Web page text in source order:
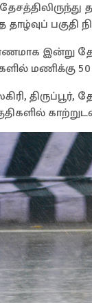
பகுதி
இன்று
மணிக்கு